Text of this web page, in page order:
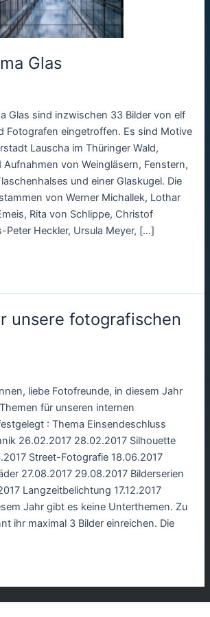
Glas
Glas sind inzwischen 33 Bilder von elf
Fotografen eingetroffen. Es sind Motive
Lauscha im Thüringer Wald,
Aufnahmen von Weingläsern, Fenstern,
und einer Glaskugel. Die
von Werner Michallek, Lothar
Rita von Schlippe, Christof
Peter Heckler, Ursula Meyer, […]
unsere fotografischen
liebe Fotofreunde, in diesem Jahr
für unseren internen
: Thema Einsendeschluss
26.02.2017 28.02.2017 Silhouette
Street-Fotografie 18.06.2017
27.08.2017 29.08.2017 Bilderserien
Langzeitbelichtung 17.12.2017
Jahr gibt es keine Unterthemen. Zu
ihr maximal 3 Bilder einreichen. Die